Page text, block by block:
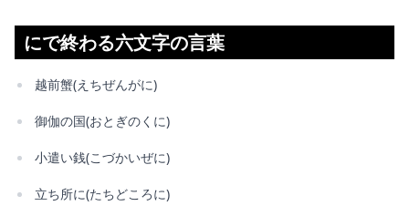
にで終わる六文字の言葉
越前蟹(えちぜんがに)
御伽の国(おとぎのくに)
小遣い銭(こづかいぜに)
立ち所に(たちどころに)